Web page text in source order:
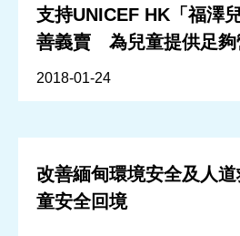
支持UNICEF HK「福澤
善義賣 為兒童提供足夠
2018-01-24
改善緬甸環境安全及人
童安全回境